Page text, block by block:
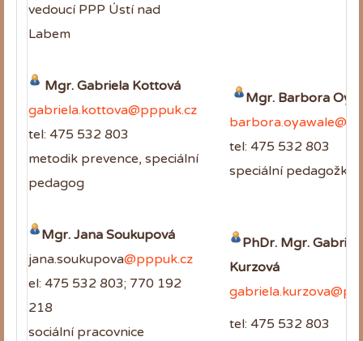
vedoucí PPP Ústí nad
Labem
Mgr. Gabriela Kottová
gabriela.kottova@pppuk.cz
tel: 475 532 803
metodik prevence, speciální
pedagog
Mgr. Barbora
tel: 475 532 803
speciální pedagožka
Mgr. Jana Soukupová
jana.soukupova@pppuk.cz
el: 475 532 803; 770 192
218
sociální pracovnice
PhDr. Mgr.
Kurzová
tel: 475 532 803